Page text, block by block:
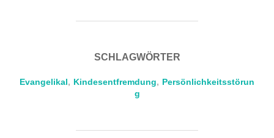
SCHLAGWÖRTER
Evangelikal, Kindesentfremdung, Persönlichkeitsstörun
g